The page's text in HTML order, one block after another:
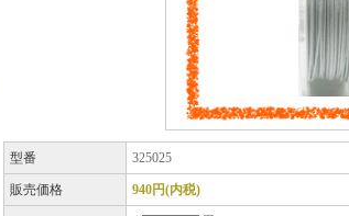
型番 325025
販売価格 940円(内税)